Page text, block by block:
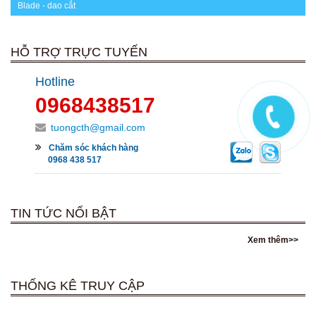
Blade - dao cắt
HỖ TRỢ TRỰC TUYẾN
Hotline
0968438517
tuongcth@gmail.com
Chăm sóc khách hàng
0968 438 517
TIN TỨC NỔI BẬT
Xem thêm>>
THỐNG KÊ TRUY CẬP